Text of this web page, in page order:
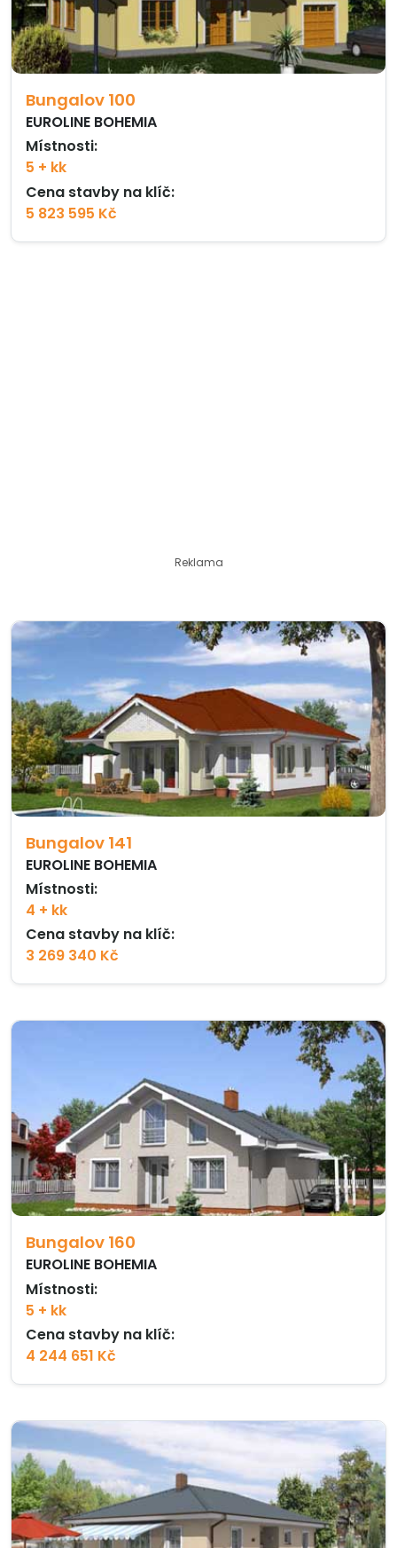
Bungalov 100
EUROLINE BOHEMIA
Místnosti:
5 + kk
Cena stavby na klíč:
5 823 595 Kč
Reklama
Bungalov 141
EUROLINE BOHEMIA
Místnosti:
4 + kk
Cena stavby na klíč:
3 269 340 Kč
Bungalov 160
EUROLINE BOHEMIA
Místnosti:
5 + kk
Cena stavby na klíč:
4 244 651 Kč